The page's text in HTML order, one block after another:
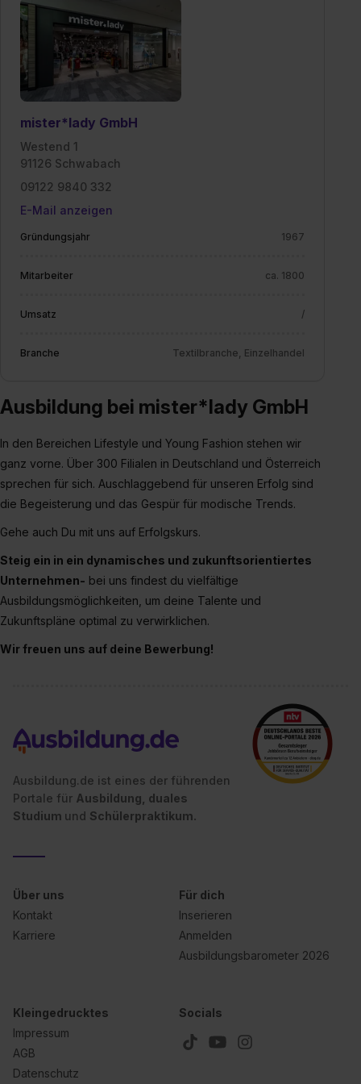
II). Du kannst die von dir erteilte Einwilligung jederzeit mit
Wirkung für die Zukunft ganz oder teilweise über unsere
Datenschutzerklärung unter dem Punkt „Datenschutz-
Einstellungen“ widerrufen. Weitere Informationen zu den
einzelnen Cookies findest du durch Klick auf „Details
mister*lady GmbH
Westend 1
91126 Schwabach
09122 9840 332
E-Mail anzeigen
Gründungsjahr 1967
Mitarbeiter ca. 1800
Umsatz /
Branche Textilbranche, Einzelhandel
Ausbildung bei mister*lady GmbH
In den Bereichen Lifestyle und Young Fashion stehen wir
ganz vorne. Über 300 Filialen in Deutschland und Österreich
sprechen für sich. Auschlaggebend für unseren Erfolg sind
die Begeisterung und das Gespür für modische Trends.
Gehe auch Du mit uns auf Erfolgskurs.
Steig ein in ein dynamisches und zukunftsorientiertes
Unternehmen- bei uns findest du vielfältige
Ausbildungsmöglichkeiten, um deine Talente und
Zukunftspläne optimal zu verwirklichen.
Wir freuen uns auf deine Bewerbung!
Ausbildung.de ist eines der führenden
Portale für Ausbildung, duales
Studium und Schülerpraktikum.
Über uns
Kontakt
Karriere
Für dich
Inserieren
Anmelden
Ausbildungsbarometer 2026
Kleingedrucktes
Impressum
AGB
Datenschutz
Socials